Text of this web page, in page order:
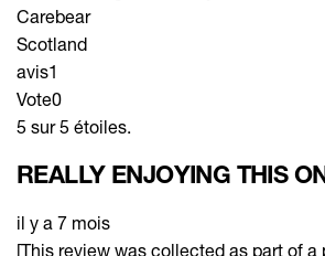
Carebear
Scotland
avis1
Vote0
5 sur 5 étoiles.
REALLY ENJOYING THIS
il y a 7 mois
[This review was collected as part of a